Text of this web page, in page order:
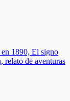
1890, El signo
relato de aventuras